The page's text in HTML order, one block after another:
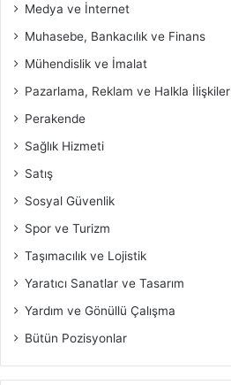
Medya ve İnternet
Muhasebe, Bankacılık ve Finans
Mühendislik ve İmalat
Pazarlama, Reklam ve Halkla İlişkiler
Perakende
Sağlık Hizmeti
Satış
Sosyal Güvenlik
Spor ve Turizm
Taşımacılık ve Lojistik
Yaratıcı Sanatlar ve Tasarım
Yardım ve Gönüllü Çalışma
Bütün Pozisyonlar